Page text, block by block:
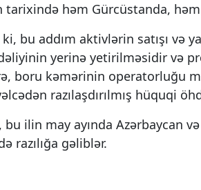
tarixində həm Gürcüstanda,
bu addım aktivlərin satışı və
yerinə yetirilməsidir və
boru kəmərinin operatorluğu
razılaşdırılmış hüquqi
bu ilin may ayında Azərbaycan
razılığa gəliblər.